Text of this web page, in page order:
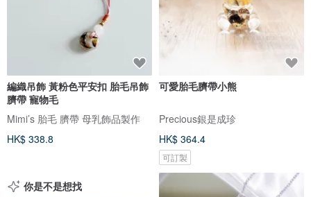
編織吊飾 黃粉色平安扣 胎毛吊飾
臍帶 寵物毛
Mimi’s 胎毛 臍帶 母乳飾品製作
HK$ 338.8
可愛胎毛臍帶小熊
Precious銀是成珍
HK$ 364.4
可訂製
你是不是想找